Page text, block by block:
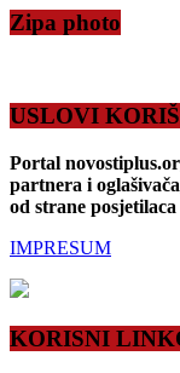
Zipa photo
USLOVI
Portal
partnera i
od strane
IMPRESUM
KORISNI